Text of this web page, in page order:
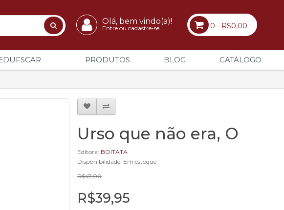
Olá, bem vindo(a)!
Entre ou cadastre-se 0 - R$0,00
PRODUTOS BLOG CATÁLOGO
Urso que não era, O
Editora: BOITATA
Disponibilidade: Em estoque
R$47,00
R$39,95